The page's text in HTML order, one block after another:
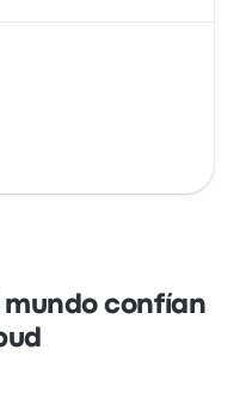
mundo confían